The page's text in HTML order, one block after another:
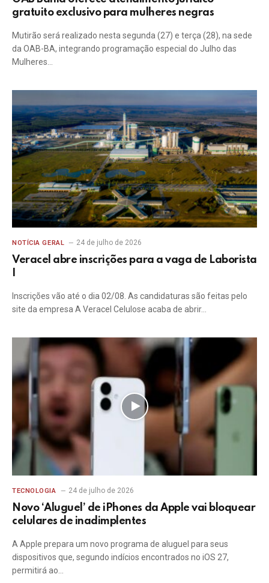
gratuito exclusivo para mulheres negras
Mutirão será realizado nesta segunda (27) e terça (28), na sede
da OAB-BA, integrando programação especial do Julho das
Mulheres…
NOTÍCIA GERAL 24 de julho de 2026
Veracel abre inscrições para a vaga de Laborista
Inscrições vão até o dia 02/08. As candidaturas são feitas pelo
site da empresa A Veracel Celulose acaba de abrir…
TECNOLOGIA 24 de julho de 2026
Novo ‘Aluguel’ de iPhones da Apple vai bloquear
celulares de inadimplentes
A Apple prepara um novo programa de aluguel para seus
dispositivos que, segundo indícios encontrados no iOS 27,
permitirá ao…